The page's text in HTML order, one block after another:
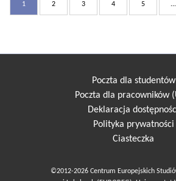
1 2 3 4 5 ...
Poczta dla studentów
Poczta dla pracowników
Deklaracja
Polityka prywatności
Ciasteczka
©2012-2026 Centrum Europejskich